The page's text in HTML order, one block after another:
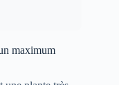
maximum